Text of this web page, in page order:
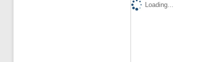
Loading...